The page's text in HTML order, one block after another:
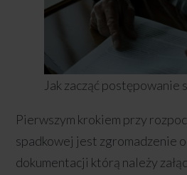
Jak zacząć postępowanie
Pierwszym krokiem przy
spadkowej jest zgromadzenie
dokumentacji którą należy